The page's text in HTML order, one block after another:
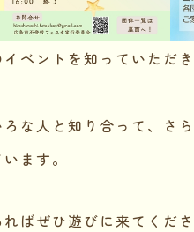
ベントを知っていただ
な人と知り合って、さ
ます。
ばぜひ遊びに来てくださ